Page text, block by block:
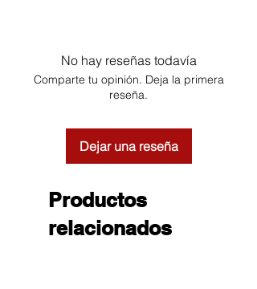
No hay reseñas todavía
Comparte tu opinión. Deja la primera
reseña.
Dejar una reseña
Productos
relacionados